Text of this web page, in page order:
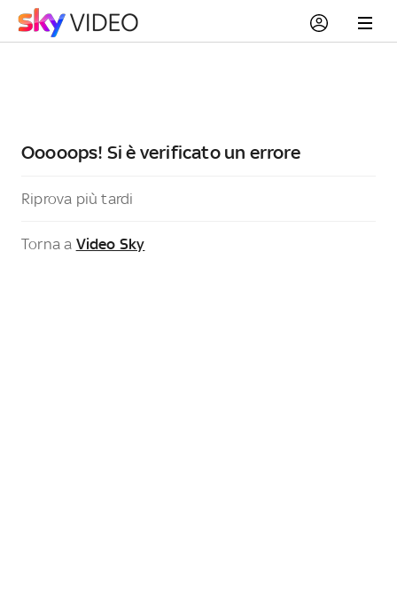
Ooooops! Si è verificato un errore
Riprova più tardi
Torna a Video Sky